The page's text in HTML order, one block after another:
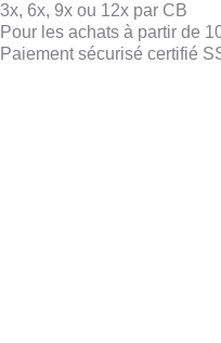
3x, 6x, 9x ou 12x par CB
Pour les achats à partir de
Paiement sécurisé certifié